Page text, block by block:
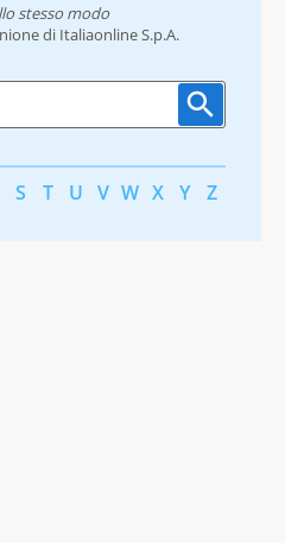
stesso modo
di Italiaonline S.p.A.
S T U V W X Y Z